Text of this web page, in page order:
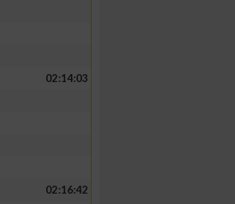
02:14:03
02:16:42